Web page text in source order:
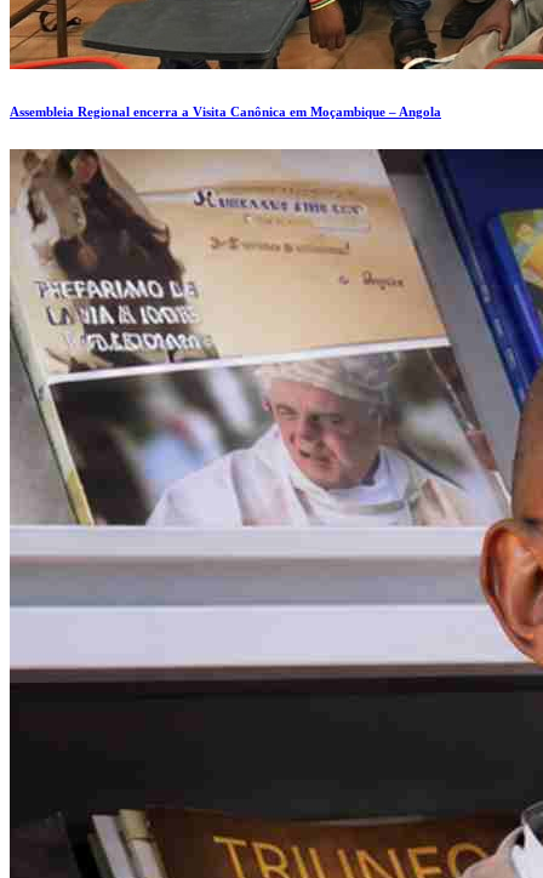
Assembleia Regional encerra a Visita Canônica em Moçambique – Angola